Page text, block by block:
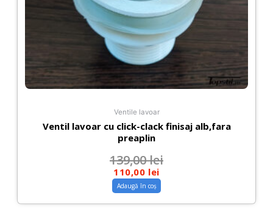
Ventile lavoar
Ventil lavoar cu click-clack finisaj alb,fara
preaplin
139,00lei
110,00 lei
Adaugă în coș